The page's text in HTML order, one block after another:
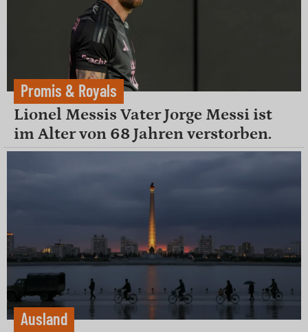
Promis & Royals
Lionel Messis Vater Jorge Messi ist
im Alter von 68 Jahren verstorben.
Ausland